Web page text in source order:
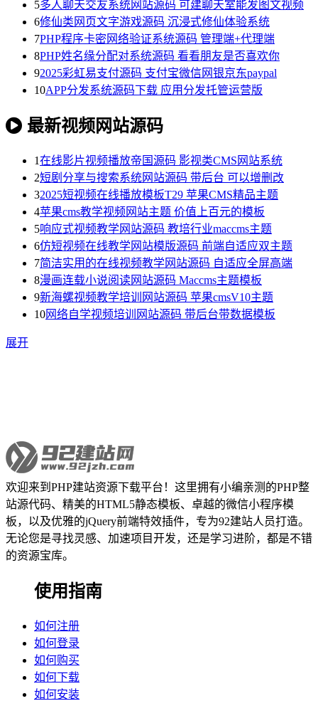
5多人聊天交友系统网站源码 可建聊天室能发图文视频
6修仙类网页文字游戏源码 沉浸式修仙体验系统
7PHP程序卡密网络验证系统源码 管理端+代理端
8PHP姓名缘分配对系统源码 看看朋友是否喜欢你
92025彩虹易支付源码 支付宝微信网银京东paypal
10APP分发系统源码下载 应用分发托管运营版
最新视频网站源码
1在线影片视频播放帝国源码 影视类CMS网站系统
2短剧分享与搜索系统网站源码 带后台 可以增删改
32025短视频在线播放模板T29 苹果CMS精品主题
4苹果cms教学视频网站主题 价值上百元的模板
5响应式视频教学网站源码 教培行业maccms主题
6仿短视频在线教学网站模版源码 前端自适应双主题
7简洁实用的在线视频教学网站源码 自适应全屏高端
8漫画连载小说阅读网站源码 Maccms主题模板
9新海螺视频教学培训网站源码 苹果cmsV10主题
10网络自学视频培训网站源码 带后台带数据模板
展开
欢迎来到PHP建站资源下载平台！这里拥有小编亲测的PHP整
站源代码、精美的HTML5静态模板、卓越的微信小程序模
板，以及优雅的jQuery前端特效插件，专为92建站人员打造。
无论您是寻找灵感、加速项目开发，还是学习进阶，都是不错
的资源宝库。
使用指南
如何注册
如何登录
如何购买
如何下载
如何安装